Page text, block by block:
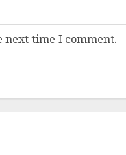
next time I comment.